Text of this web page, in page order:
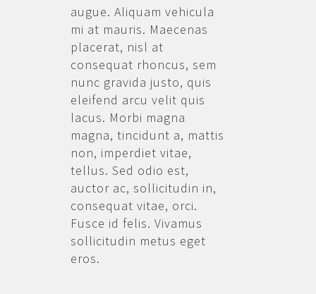
augue. Aliquam vehicula
mi at mauris. Maecenas
placerat, nisl at
consequat rhoncus, sem
nunc gravida justo, quis
eleifend arcu velit quis
lacus. Morbi magna
magna, tincidunt a, mattis
non, imperdiet vitae,
tellus. Sed odio est,
auctor ac, sollicitudin in,
consequat vitae, orci.
Fusce id felis. Vivamus
sollicitudin metus eget
eros.